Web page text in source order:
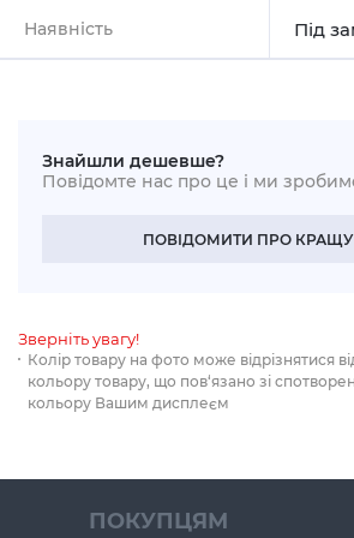
Наявність Під
Знайшли дешевше?
Повідомте нас про це і ми
ПОВІДОМИТИ ПРО КРАЩУ
Зверніть увагу!
Колір товару на фото може відрізнятися
кольору товару, що пов‘язано зі
кольору Вашим дисплеєм
ПОКУПЦЯМ